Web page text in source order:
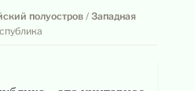
полуостров/ Западная